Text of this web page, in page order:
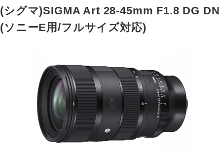
(シグマ)SIGMA Art 28-45mm F1.8 DG DN
(ソニーE用/フルサイズ対応)